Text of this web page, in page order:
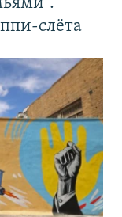
слёта